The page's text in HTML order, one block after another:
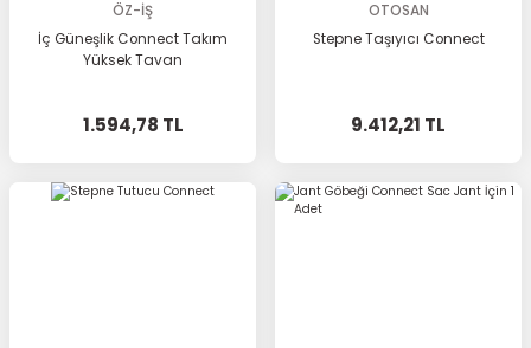
ÖZ-İŞ
İç Güneşlik Connect Takım
Yüksek Tavan
1.594,78 TL
OTOSAN
Stepne Taşıyıcı Connect
9.412,21 TL